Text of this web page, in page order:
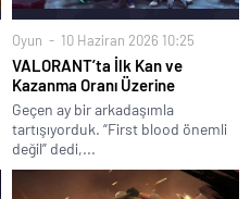
Oyun 10 Haziran 2026 10:25
VALORANT’ta İlk Kan ve
Kazanma Oranı Üzerine
Geçen ay bir arkadaşımla
tartışıyorduk. “First blood önemli
değil” dedi,...